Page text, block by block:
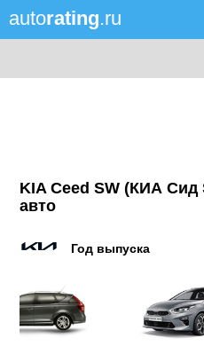
autorating.ru
KIA Ceed SW (КИА Сид
авто
Год выпуска